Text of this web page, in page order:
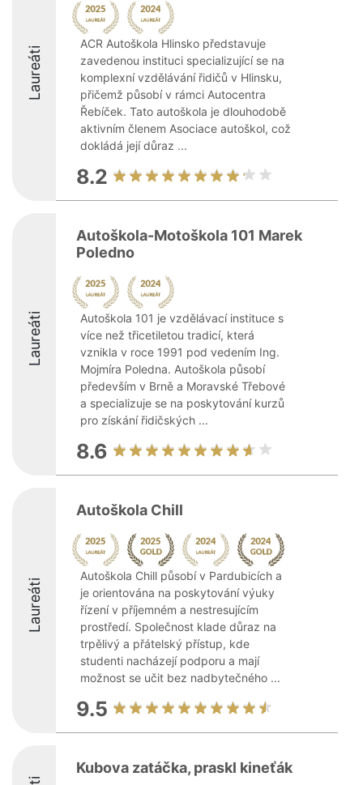
Laureáti
ACR Autoškola Hlinsko představuje
zavedenou instituci specializující se na
komplexní vzdělávání řidičů v Hlinsku,
přičemž působí v rámci Autocentra
Řebíček. Tato autoškola je dlouhodobě
aktivním členem Asociace autoškol, což
dokládá její důraz ...
8.2
Laureáti
Autoškola-Motoškola 101 Marek
Poledno
Autoškola 101 je vzdělávací instituce s
více než třicetiletou tradicí, která
vznikla v roce 1991 pod vedením Ing.
Mojmíra Poledna. Autoškola působí
především v Brně a Moravské Třebové
a specializuje se na poskytování kurzů
pro získání řidičských ...
8.6
Laureáti
Autoškola Chill
Autoškola Chill působí v Pardubicích a
je orientována na poskytování výuky
řízení v příjemném a nestresujícím
prostředí. Společnost klade důraz na
trpělivý a přátelský přístup, kde
studenti nacházejí podporu a mají
možnost se učit bez nadbytečného ...
9.5
Kubova zatáčka, praskl kineťák